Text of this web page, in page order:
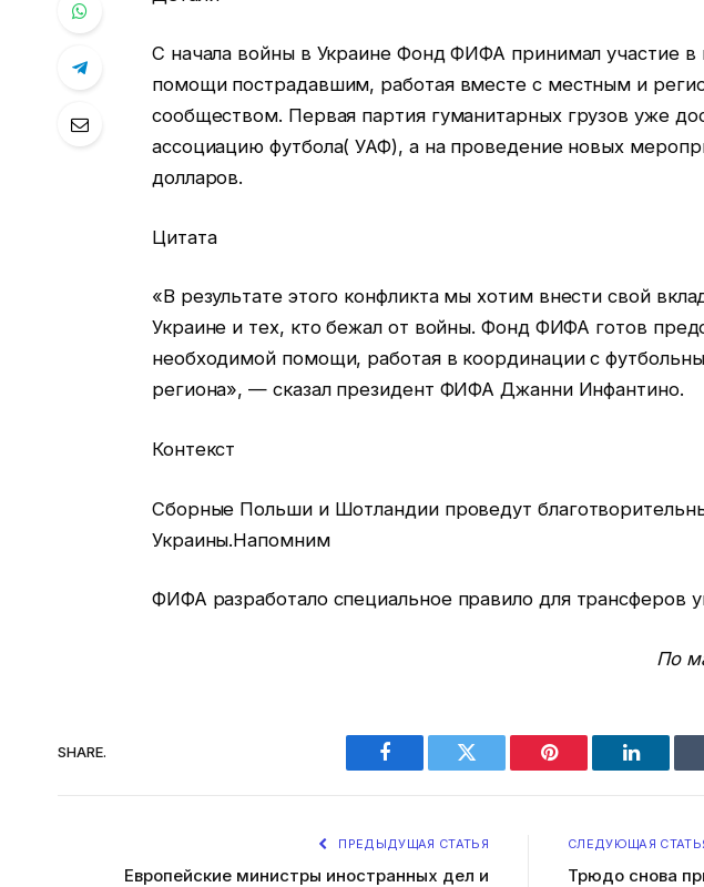
С начала войны в Украине Фонд ФИФА принимал участие в
помощи пострадавшим, работая вместе с местным и
сообществом. Первая партия гуманитарных грузов уже
ассоциацию футбола( УАФ), а на проведение новых
долларов.
Цитата
«В результате этого конфликта мы хотим внести свой
Украине и тех, кто бежал от войны. Фонд ФИФА готов
необходимой помощи, работая в координации с
региона», — сказал президент ФИФА Джанни Инфантино.
Контекст
Сборные Польши и Шотландии проведут
Украины.Напомним
ФИФА разработало специальное правило для трансферов
По
SHARE.
Facebook Twitter Pinterest LinkedIn
ПРЕДЫДУЩАЯ СТАТЬЯ
Европейские министры иностранных дел и
СЛЕДУЮЩАЯ
Трюдо снова